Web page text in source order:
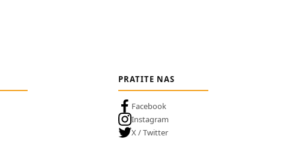
PRATITE NAS
Facebook
Instagram
X / Twitter